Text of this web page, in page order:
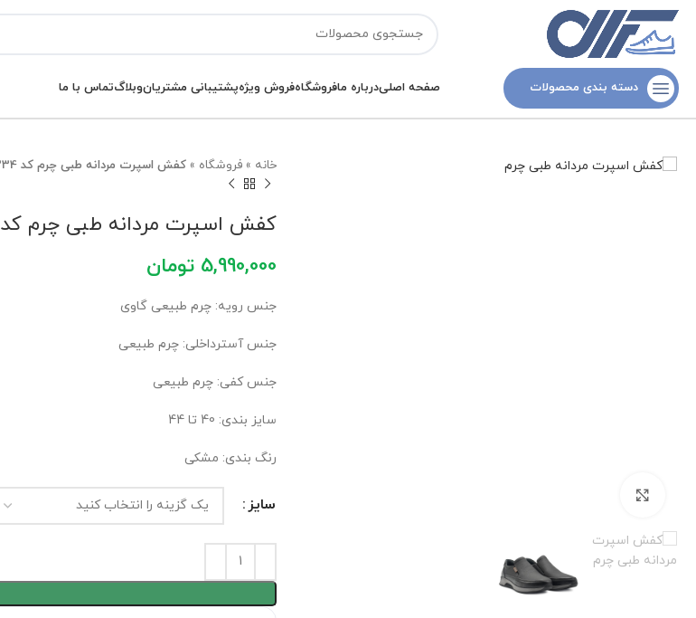
دسته بندی محصولات صفحه اصلیدرباره مافروشگاهفروش ویژهپشتیبانی مشتریانوبلاگتماس با ما
خانه »فروشگاه »کفش اسپرت مردانه طبی چرم کد 334
کفش اسپرت مردانه طبی چرم کد 334
5,990,000 تومان
جنس رویه: چرم طبیعی گاوی
جنس آسترداخلی: چرم طبیعی
جنس کفی: چرم طبیعی
سایز بندی: 40 تا 44
رنگ بندی: مشکی
سایز